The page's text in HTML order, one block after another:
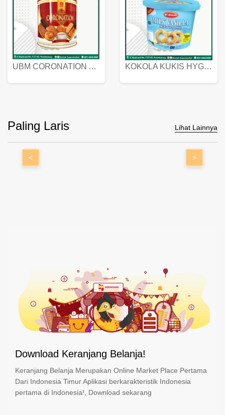
UBM CORONATION ASSORTED BISKUIT KALENG 450 GRAM KOKOLA KUKIS HYGIENIC MILK VANILLA PACK 320 GR
Paling Laris Lihat Lainnya
< >
Download Keranjang Belanja!
Keranjang Belanja Merupakan Online Market Place Pertama
Dari Indonesia Timur Aplikasi berkarakteristik Indonesia
pertama di Indonesia!, Download sekarang